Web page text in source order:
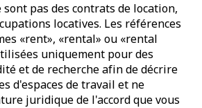
sont pas des contrats de location,
locatives. Les références
«rent», «rental» ou «rental
uniquement pour des
et de recherche afin de décrire
d'espaces de travail et ne
juridique de l'accord que vous